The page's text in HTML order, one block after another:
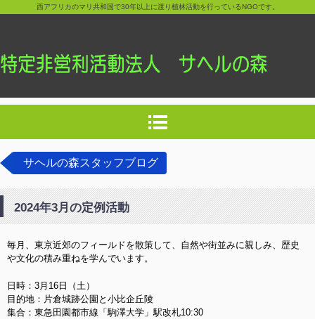
西アフリカのマリ共和国で30年以上に渡り植林活動を行っているNGOです。
サヘルの森スタッフブログ
2024年3月の定例活動
毎月、東京近郊のフィールドを散策して、自然や街並みに親しみ、歴史
や文化の積み重ねを学んでいます。
日時：3月16日（土）
目的地：片倉城跡公園と小比企丘陵
集合：東急田園都市線「駒澤大学」駅改札10:30